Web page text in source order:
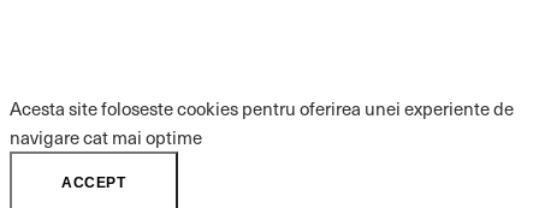
Acesta site foloseste cookies pentru oferirea unei experiente de
navigare cat mai optime
ACCEPT